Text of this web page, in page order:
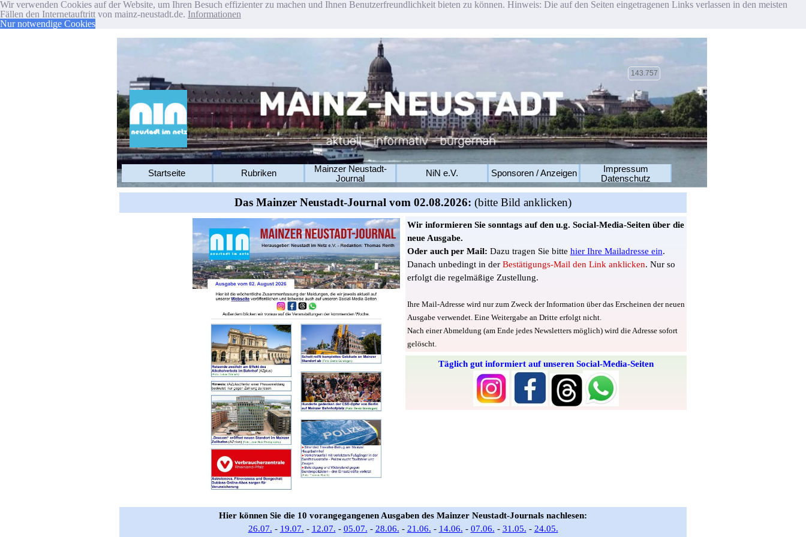
Wir verwenden Cookies auf der Website, um Ihren Besuch effizienter zu machen und Ihnen Benutzerfreundlichkeit bieten zu können. Hinweis: Die auf den Seiten eingetragenen Links verlassen in den meisten
Fällen den Internetauftritt von mainz-neustadt.de. Informationen
Nur notwendige Cookies
Startseite Rubriken
Mainzer Neustadt-
Journal
NiN e.V. Sponsoren / Anzeigen
Impressum
Datenschutz
143.757
Das Mainzer Neustadt-Journal vom 02.08.2026: (bitte Bild anklicken)
Wir informieren Sie sonntags auf den u.g. Social-Media-Seiten über die
neue Ausgabe.
Oder auch per Mail: Dazu tragen Sie bitte hier Ihre Mailadresse ein.
Danach unbedingt in der Bestätigungs-Mail den Link anklicken. Nur so
erfolgt die regelmäßige Zustellung.
Ihre Mail-Adresse wird nur zum Zweck der Information über das Erscheinen der neuen
Ausgabe verwendet. Eine Weitergabe an Dritte erfolgt nicht.
Nach einer Abmeldung (am Ende jedes Newsletters möglich) wird die Adresse sofort
gelöscht.
Täglich gut informiert auf unseren Social-Media-Seiten
Hier können Sie die 10 vorangegangenen Ausgaben des Mainzer Neustadt-Journals nachlesen:
26.07. - 19.07. - 12.07. - 05.07. - 28.06. - 21.06. - 14.06. - 07.06. - 31.05. - 24.05.